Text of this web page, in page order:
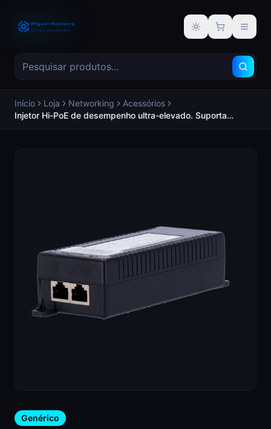
Alternar tema
Início Loja Networking
Acessórios
Injetor Hi-PoE de desempenho ultra-elevado. Suporta
Genérico